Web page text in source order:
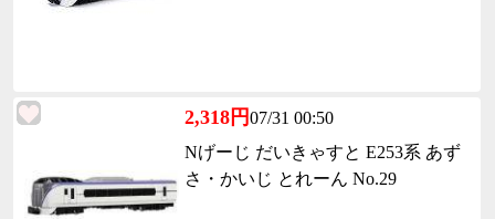
2,318円07/31 00:50
Nげーじ だいきゃすと E253系 あず
さ・かいじ とれーん No.29